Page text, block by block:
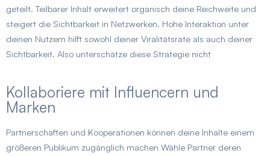
geteilt. Teilbarer Inhalt erweitert organisch deine Reichweite und
steigert die Sichtbarkeit in Netzwerken. Hohe Interaktion unter
deinen Nutzern hilft sowohl deiner Viralitätsrate als auch deiner
Sichtbarkeit. Also unterschätze diese Strategie nicht
Kollaboriere mit Influencern und
Marken
Partnerschaften und Kooperationen können deine Inhalte einem
größeren Publikum zugänglich machen Wähle Partner deren